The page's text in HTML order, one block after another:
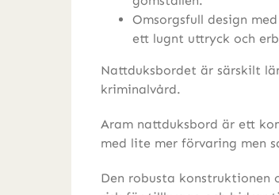
Omsorgsfull design
ett lugnt uttryck och
Nattduksbordet är särskilt
kriminalvård.
Aram nattduksbord är ett
med lite mer förvaring men
Den robusta